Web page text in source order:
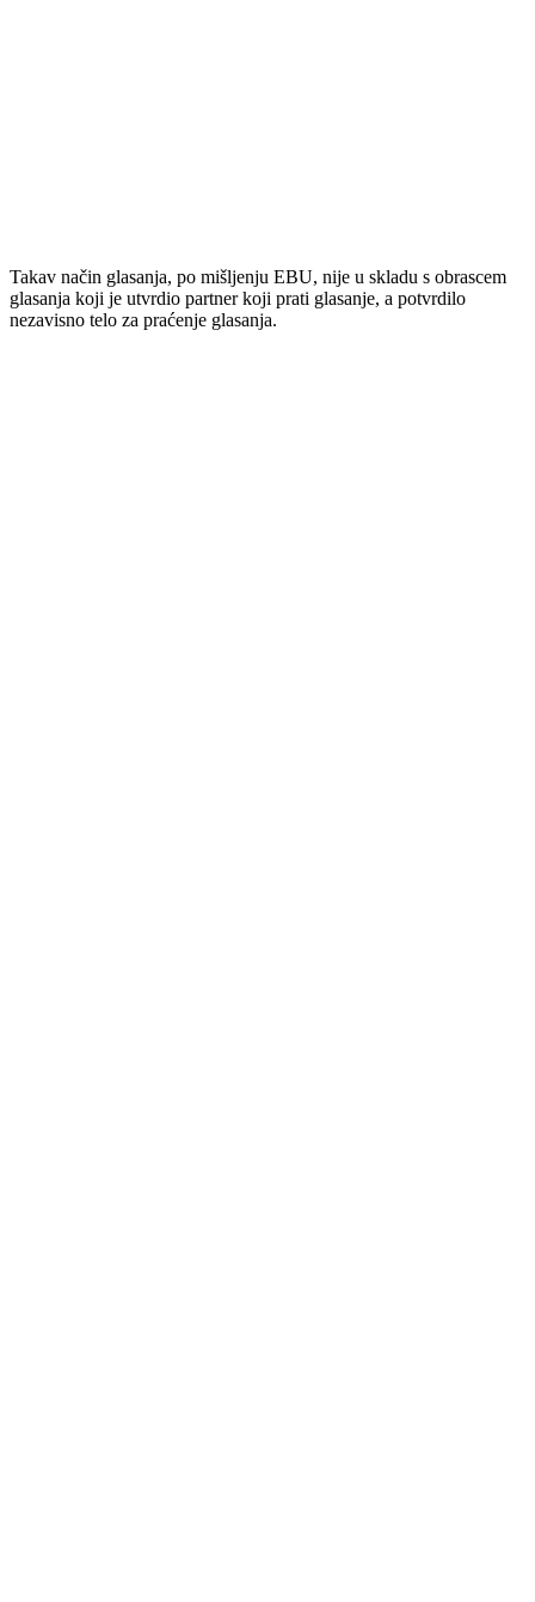
Takav način glasanja, po mišljenju EBU, nije u skladu s obrascem
glasanja koji je utvrdio partner koji prati glasanje, a potvrdilo
nezavisno telo za praćenje glasanja.